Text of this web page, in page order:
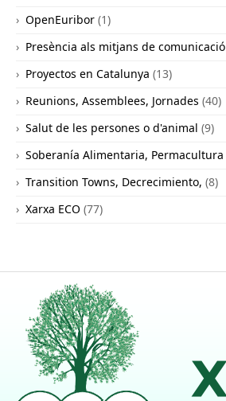
OpenEuribor (1)
Presència als mitjans de comunicació
Proyectos en Catalunya (13)
Reunions, Assemblees, Jornades (40)
Salut de les persones o d'animal (9)
Soberanía Alimentaria, Permacultura
Transition Towns, Decrecimiento, (8)
Xarxa ECO (77)